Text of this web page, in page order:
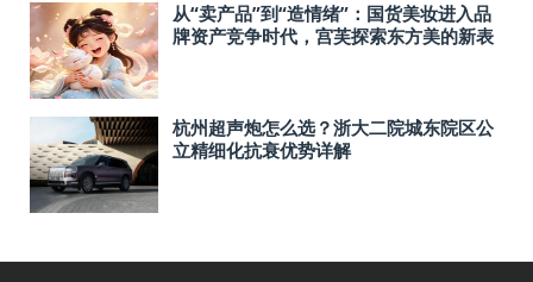
从“卖产品”到“造情绪”：国货美妆进入品
牌资产竞争时代，宫芙探索东方美的新表
杭州超声炮怎么选？浙大二院城东院区公
立精细化抗衰优势详解